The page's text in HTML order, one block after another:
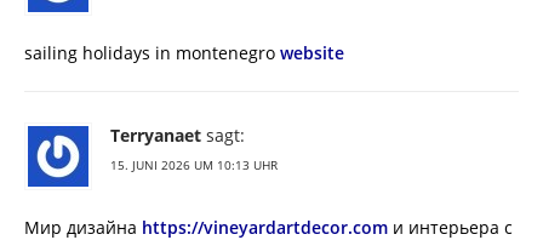
sailing holidays in montenegro website
Terryanaet sagt:
15. JUNI 2026 UM 10:13 UHR
Мир дизайна https://vineyardartdecor.com и интерьера с